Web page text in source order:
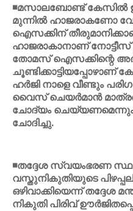
◾മസാലബോണ്ട് കേസില്‍
മുന്നില്‍ ഹാജരാകണോ
ഐസക്കിന്
ഹാജരാകാനാണ് നോട്ടീസ്
തോമസ് ഐസക്കിന്റെ
ഹര്‍ജി നാളെ വീണ്ടും
വൈസ് ചെയര്‍മാന്‍
ചോദ്യം
ചോദിച്ചു.
◾തദ്ദേശ സ്വയംഭരണ
വസ്തുനികുതിയുടെ
ഒഴിവാക്കിയെന്ന് തദ്ദേശ
നികുതി പിരിവ്